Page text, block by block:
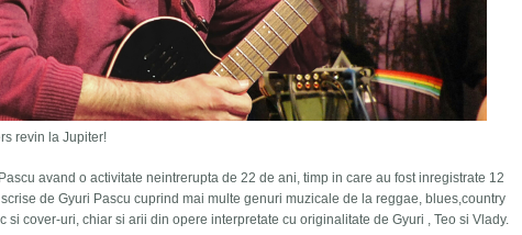
revin la Jupiter!
avand o activitate neintrerupta de 22 de ani, timp in care au fost inregistrate 12
de Gyuri Pascu cuprind mai multe genuri muzicale de la reggae, blues,country
si cover-uri, chiar si arii din opere interpretate cu originalitate de Gyuri , Teo si Vlady.